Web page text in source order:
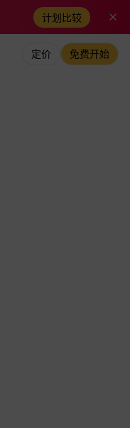
计划比较
定价 免费开始